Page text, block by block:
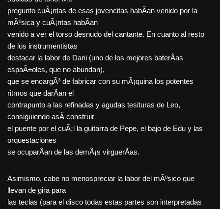
pregunto cuÃ¡ntas de esas jovencitas habÃ­an venido por la
mÃºsica y cuÃ¡ntas habÃ­an
venido a ver el torso desnudo del cantante. En cuanto al resto
de los instrumentistas
destacar la labor de Dani (uno de los mejores baterÃ­as
espaÃ±oles, que no abundan),
que se encargÃ³ de fabricar con su mÃ¡quina los potentes
ritmos que darÃ­an el
contrapunto a las refinadas y agudas tesituras de Leo,
consiguiendo asÃ­ construir
el puente por el cuÃ¡l la guitarra de Pepe, el bajo de Edu y las
orquestaciones
se ocuparÃ­an de las demÃ¡s virguerÃ­as.
Asimismo, cabe no menospreciar la labor del mÃºsico que
llevan de gira para
las teclas (para el disco todas estas partes son interpretadas